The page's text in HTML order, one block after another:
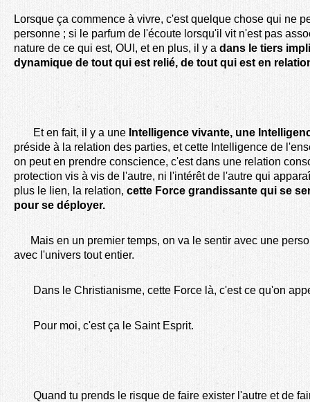
Lorsque ça commence à vivre, c'est quelque chose qui ne
personne ; si le parfum de l'écoute lorsqu'il vit n'est pas
nature de ce qui est, OUI, et en plus, il y a dans le tiers
dynamique de tout qui est relié, de tout qui est en
Et en fait, il y a une Intelligence vivante, une
préside à la relation des parties, et cette Intelligence de
on peut en prendre conscience, c'est dans une relation
protection vis à vis de l'autre, ni l'intérêt de l'autre qui
plus le lien, la relation, cette Force grandissante qui se
pour se déployer.
Mais en un premier temps, on va le sentir avec une
avec l'univers tout entier.
Dans le Christianisme, cette Force là, c'est ce qu'on
Pour moi, c'est ça le Saint Esprit.
Quand tu prends le risque de faire exister l'autre et de